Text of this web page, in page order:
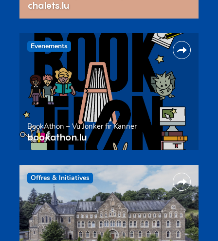
chalets.lu
Evenements
BookAthon – Vu Jonker fir Kanner
bookathon.lu
Offres & Initiatives